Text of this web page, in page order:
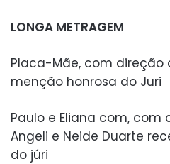
LONGA METRAGEM
Placa-Mãe, com direção
menção honrosa do Juri
Paulo e Eliana com, com
Angeli e Neide Duarte
do júri